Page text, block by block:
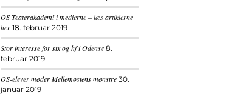
OS Teaterakademi i medierne – læs artiklerne
her 18. februar 2019
Stor interesse for stx og hf i Odense 8.
februar 2019
OS-elever møder Mellemøstens mønstre 30.
januar 2019